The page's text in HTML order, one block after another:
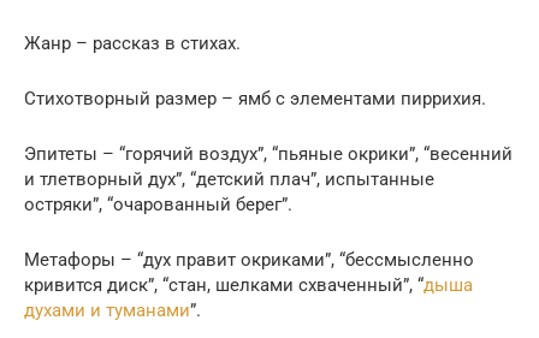
Жанр – рассказ в стихах.
Стихотворный размер – ямб с элементами пиррихия.
Эпитеты – “горячий воздух”, “пьяные окрики”, “весенний
и тлетворный дух”, “детский плач”, испытанные
остряки”, “очарованный берег”.
Метафоры – “дух правит окриками”, “бессмысленно
кривится диск”, “стан, шелками схваченный”, “дыша
духами и туманами”.